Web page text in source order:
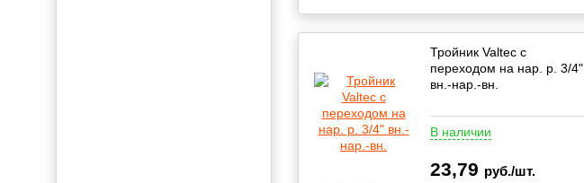
Тройник Valtec с
переходом на нар. р. 3/4"
вн.-нар.-вн.
В наличии
23,79 руб./шт.